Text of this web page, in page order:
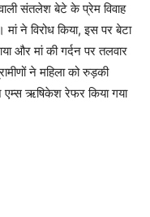
संतलेश बेटे के प्रेम विवाह
ने विरोध किया, इस पर बेटा
और मां की गर्दन पर तलवार
ने महिला को रुड़की
एम्स ऋषिकेश रेफर किया गया